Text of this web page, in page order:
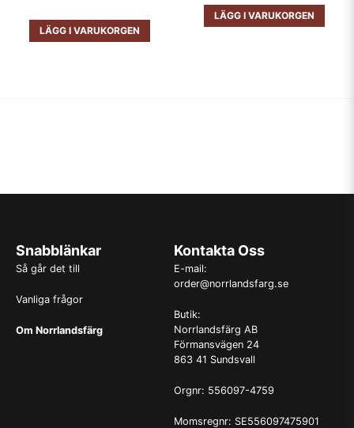
LÄGG I VARUKORGEN
LÄGG I VARUKORGEN
Snabblänkar
Så går det till
Vanliga frågor
Om Norrlandsfärg
Kontakta Oss
E-mail:
order@norrlandsfarg.se
Butik:
Norrlandsfärg AB
Förmansvägen 24
863 41 Sundsvall
Orgnr: 556097-4759
Momsregnr: SE556097475901